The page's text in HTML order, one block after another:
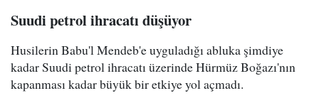
Suudi petrol ihracatı düşüyor
Husilerin Babu'l Mendeb'e uyguladığı abluka şimdiye
kadar Suudi petrol ihracatı üzerinde Hürmüz Boğazı'nın
kapanması kadar büyük bir etkiye yol açmadı.